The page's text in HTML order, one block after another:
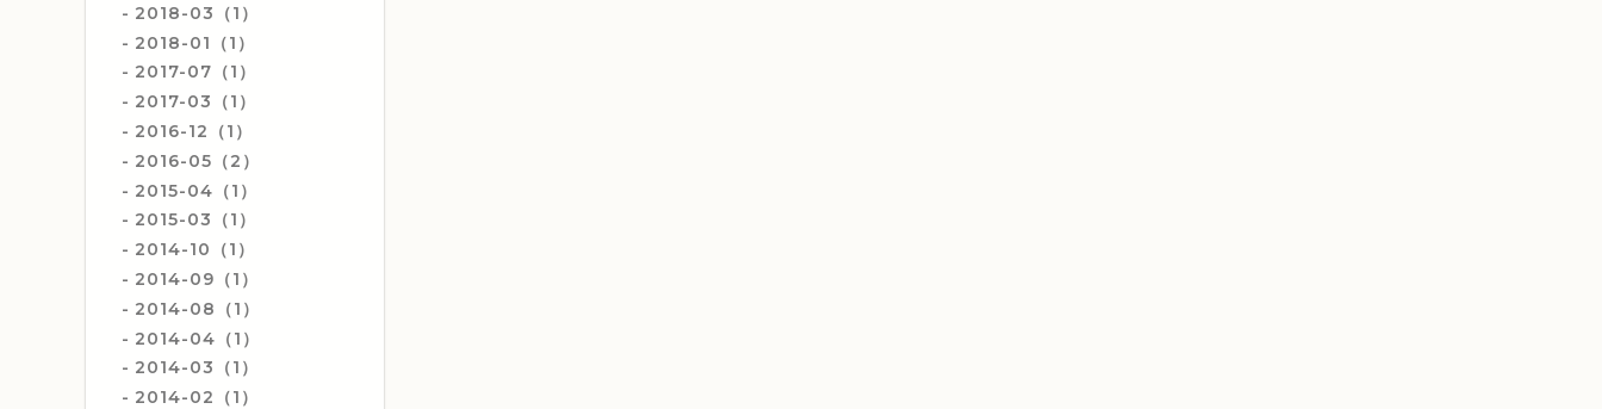
2018-03（1）
2018-01（1）
2017-07（1）
2017-03（1）
2016-12（1）
2016-05（2）
2015-04（1）
2015-03（1）
2014-10（1）
2014-09（1）
2014-08（1）
2014-04（1）
2014-03（1）
2014-02（1）